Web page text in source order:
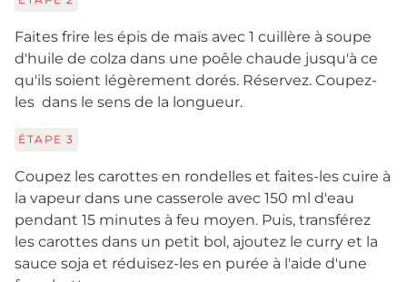
Faites frire les épis de maïs avec 1 cuillère à soupe
d'huile de colza dans une poêle chaude jusqu'à ce
qu'ils soient légèrement dorés. Réservez. Coupez-
les dans le sens de la longueur.
ÉTAPE 3
Coupez les carottes en rondelles et faites-les cuire à
la vapeur dans une casserole avec 150 ml d'eau
pendant 15 minutes à feu moyen. Puis, transférez
les carottes dans un petit bol, ajoutez le curry et la
sauce soja et réduisez-les en purée à l'aide d'une